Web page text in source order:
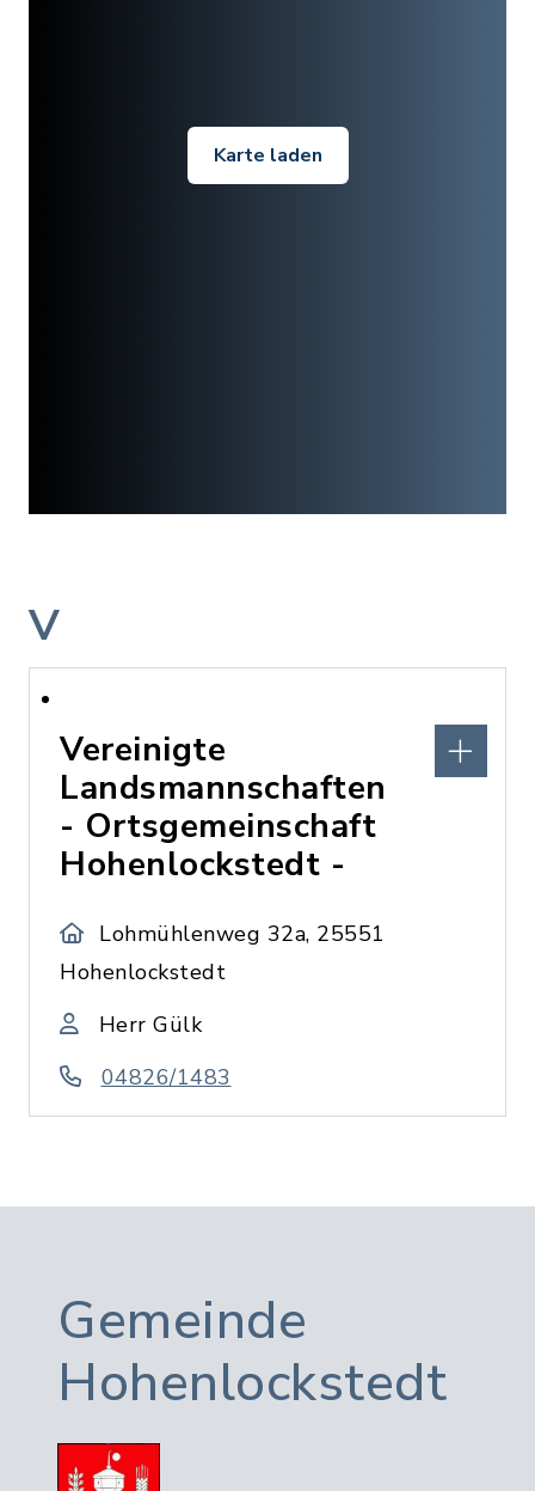
Karte laden
V
Vereinigte
Landsmannschaften
- Ortsgemeinschaft
Hohenlockstedt -
Lohmühlenweg 32a, 25551
Hohenlockstedt
Herr Gülk
04826/1483
Gemeinde
Hohenlockstedt